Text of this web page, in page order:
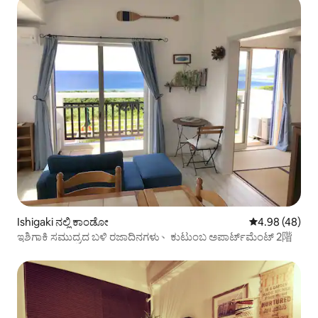
Ishigaki ನಲ್ಲಿ ಕಾಂಡೋ 5 ರಲ್ಲಿ 4.98
4.98 (48)
ಇಶಿಗಾಕಿ ಸಮುದ್ರದ ಬಳಿ ರಜಾದಿನಗಳು、ಕುಟುಂಬ ಅಪಾರ್ಟ್‌ಮೆಂಟ್ 2階